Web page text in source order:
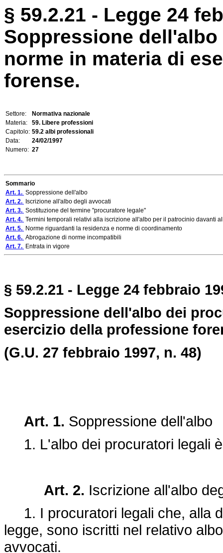
§ 59.2.21 - Legge 24
Soppressione
norme in materia di
forense.
Settore:
Normativa nazionale
Materia:
59. Libere professioni
Capitolo: 59.2 albi professionali
Data:
24/02/1997
Numero: 27
Sommario
Art. 1. Soppressione dell'albo
Art. 2.
Iscrizione all'albo degli avvocati
Art. 3. Sostituzione del termine "procuratore legale"
Art. 4. Termini temporali relativi alla iscrizione all'albo per il patrocinio davanti
Art. 5. Norme riguardanti la residenza e norme di coordinamento
Art. 6. Abrogazione di norme incompatibili
Art. 7. Entrata in vigore
§ 59.2.21 - Legge 24 febbraio
Soppressione dell'albo dei
esercizio della professione
(G.U. 27 febbraio 1997, n. 48)
Art. 1. Soppressione dell'albo
1. L'albo dei procuratori legali
Art. 2. Iscrizione all'albo
1. I procuratori legali che, alla
legge, sono iscritti nel relativo
avvocati.